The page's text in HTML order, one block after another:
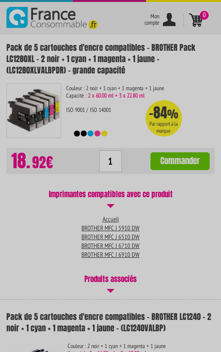
}
Mon
compte
0
Pack de 5 cartouches d'encre compatibles - BROTHER Pack
LC1280XL - 2 noir + 1 cyan + 1 magenta + 1 jaune -
(LC1280XLVALBPDR) - grande capacité
Couleur : 2 noir + 1 cyan + 1 magenta + 1 jaune
Capacité :2 x 60.00 ml + 3 x 22.80 ml
ISO 9001 / ISO 14001
-84%
Par rapport à la
marque
18.92€ Commander
Imprimantes compatibles avec ce produit
Accueil
BROTHER MFC J 5910 DW
BROTHER MFC J 6510 DW
BROTHER MFC J 6710 DW
BROTHER MFC J 6910 DW
Produits associés
Pack de 5 cartouches d'encre compatibles - BROTHER LC1240 - 2
noir + 1 cyan + 1 magenta + 1 jaune - (LC1240VALBP)
Couleur : 2 noir + 1 cyan + 1 magenta + 1 jaune